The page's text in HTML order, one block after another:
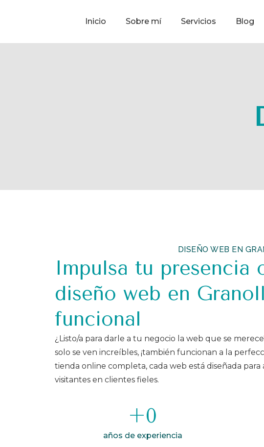
Inicio Sobre mí Servicios Blog
DISEÑO WEB EN
Impulsa tu presencia
diseño web en
funcional
¿Listo/a para darle a tu negocio la web que se
solo se ven increíbles, ¡también funcionan a la
tienda online completa, cada web está diseñada
visitantes en clientes fieles.
años de experiencia
+0